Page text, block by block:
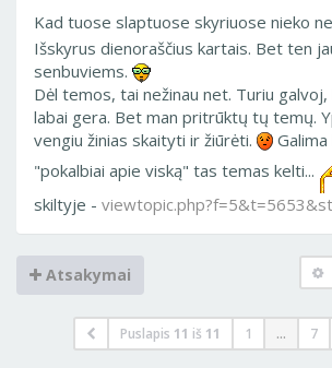
Kad tuose slaptuose skyriuose nieko
Išskyrus dienoraščius kartais. Bet ten
senbuviems.
Dėl temos, tai nežinau net. Turiu
labai gera. Bet man pritrūktų tų temų.
vengiu žinias skaityti ir žiūrėti.
"pokalbiai apie viską" tas temas kelti...
skiltyje -
Atsakymai
Puslapis 11 iš 11 1 ... 7